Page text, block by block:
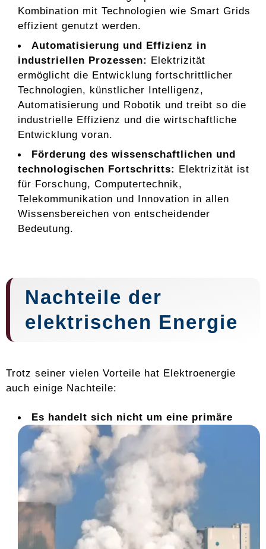
Kombination mit Technologien wie Smart Grids
effizient genutzt werden.
Automatisierung und Effizienz in
industriellen Prozessen: Elektrizität
ermöglicht die Entwicklung fortschrittlicher
Technologien, künstlicher Intelligenz,
Automatisierung und Robotik und treibt so die
industrielle Effizienz und die wirtschaftliche
Entwicklung voran.
Förderung des wissenschaftlichen und
technologischen Fortschritts: Elektrizität ist
für Forschung, Computertechnik,
Telekommunikation und Innovation in allen
Wissensbereichen von entscheidender
Bedeutung.
Nachteile der
elektrischen Energie
Trotz seiner vielen Vorteile hat Elektroenergie
auch einige Nachteile:
Es handelt sich nicht um eine primäre